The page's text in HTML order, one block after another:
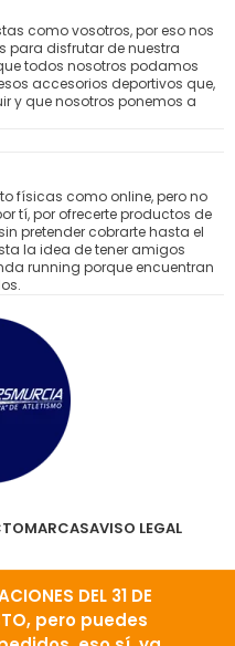
DEL 31 DE
pero puedes
como vosotros, por eso nos
para disfrutar de nuestra
todos nosotros podamos
accesorios deportivos que,
y que nosotros ponemos a
físicas como online, pero no
tí, por ofrecerte productos de
pretender cobrarte hasta el
la idea de tener amigos
running porque encuentran
MARCASAVISO LEGAL
DE VENTA